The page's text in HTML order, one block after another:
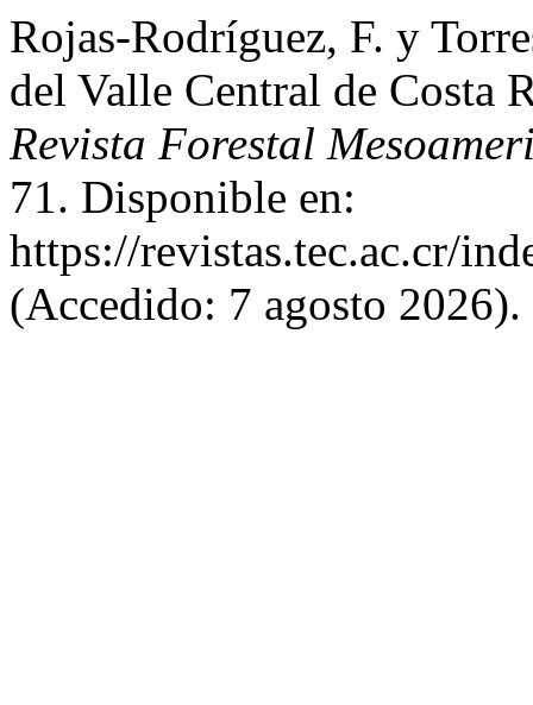
Rojas-Rodríguez, F. y
del Valle Central de Costa
Revista Forestal
71. Disponible en:
https://revistas.tec.ac.cr/
(Accedido: 7 agosto 2026).